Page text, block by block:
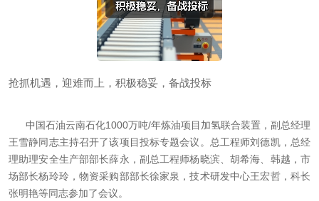
抢抓机遇，迎难而上，积极稳妥，备战投标
中国石油云南石化1000万吨/年炼油项目加氢联合装置，副总经理
王雪静同志主持召开了该项目投标专题会议。总工程师刘德凯，总经
理助理安全生产部部长薛永，副总工程师杨晓滨、胡希海、韩越，市
场部长杨玲玲，物资采购部部长徐家泉，技术研发中心王宏哲，科长
张明艳等同志参加了会议。